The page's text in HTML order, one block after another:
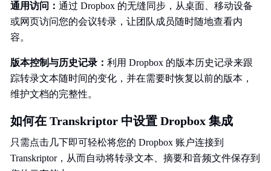
通用访问： 通过 Dropbox 的无缝同步，从桌面、移动设备
或网页访问您的会议转录，让团队成员随时随地查看内
容。
版本控制与历史记录： 利用 Dropbox 的版本历史记录来跟
踪转录文本随时间的变化，并在需要时恢复以前的版本，
维护文档的完整性。
如何在 Transkriptor 中设置 Dropbox 集成
只需点击几下即可轻松将您的 Dropbox 账户连接到
Transkriptor，从而自动将转录文本、摘要和音频文件保存到